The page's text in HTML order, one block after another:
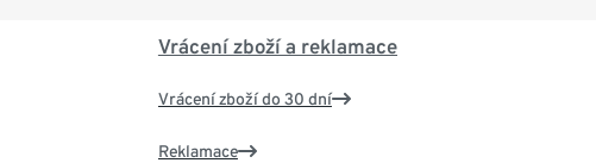
Vrácení zboží a reklamace
Vrácení zboží do 30 dní
Reklamace